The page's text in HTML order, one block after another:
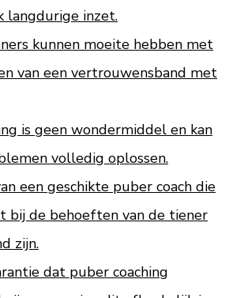
langdurige inzet.
kunnen moeite hebben met
van een vertrouwensband met
is geen wondermiddel en kan
volledig oplossen.
een geschikte puber coach die
bij de behoeften van de tiener
zijn.
dat puber coaching